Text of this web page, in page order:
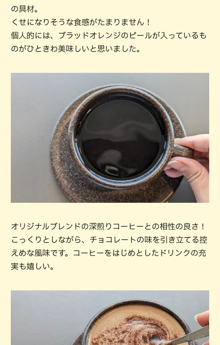
の具材。
くせになりそうな食感がたまりません！
個人的には、ブラッドオレンジのピールが入っているも
のがひときわ美味しいと思いました。
オリジナルブレンドの深煎りコーヒーとの相性の良さ！
こっくりとしながら、チョコレートの味を引き立てる控
えめな風味です。コーヒーをはじめとしたドリンクの充
実も嬉しい。